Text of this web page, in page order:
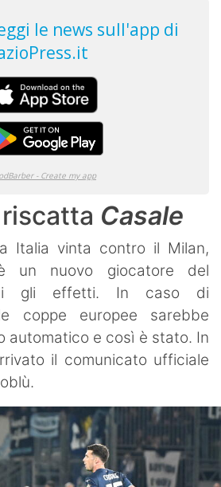
riscatta Casale
Italia vinta contro il Milan,
un nuovo giocatore del
gli effetti. In caso di
coppe europee sarebbe
automatico e così è stato. In
il comunicato ufficiale